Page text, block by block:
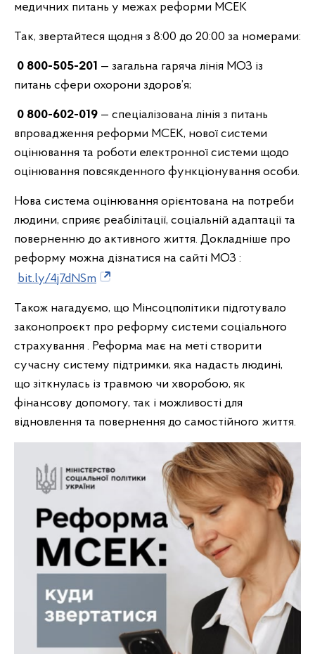
медичних питань у межах реформи МСЕК
Так, звертайтеся щодня з 8:00 до 20:00 за номерами:
0 800-505-201 — загальна гаряча лінія МОЗ із
питань сфери охорони здоров’я;
0 800-602-019 — спеціалізована лінія з питань
впровадження реформи МСЕК, нової системи
оцінювання та роботи електронної системи щодо
оцінювання повсякденного функціонування особи.
Нова система оцінювання орієнтована на потреби
людини, сприяє реабілітації, соціальній адаптації та
поверненню до активного життя. Докладніше про
реформу можна дізнатися на сайті МОЗ :
bit.ly/4j7dNSm
Також нагадуємо, що Мінсоцполітики підготувало
законопроєкт про реформу системи соціального
страхування . Реформа має на меті створити
сучасну систему підтримки, яка надасть людині,
що зіткнулась із травмою чи хворобою, як
фінансову допомогу, так і можливості для
відновлення та повернення до самостійного життя.